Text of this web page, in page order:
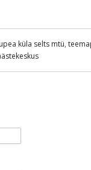
küla selts mtü,